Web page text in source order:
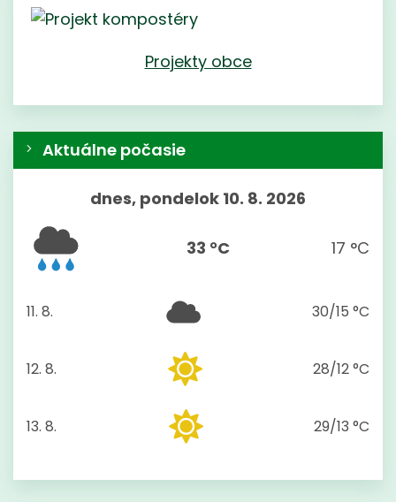
Projekty obce
Aktuálne počasie
dnes, pondelok 10. 8. 2026
33 °C 17 °C
utorok
11. 8. 30/15 °C
streda
12. 8. 28/12 °C
štvrtok
13. 8. 29/13 °C